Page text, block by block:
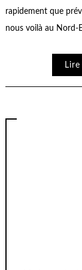
rapidement que
nous voilà au Nord-